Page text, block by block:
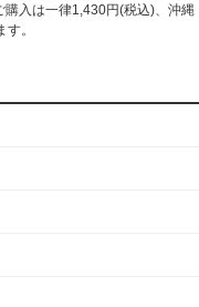
入は一律1,430円(税込)、沖縄
。